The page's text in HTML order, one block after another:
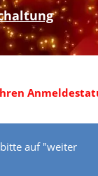
auf "weiter